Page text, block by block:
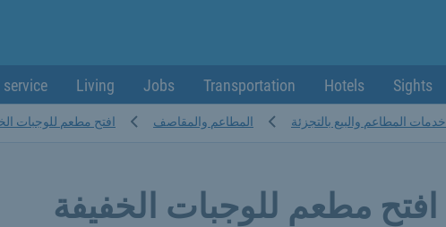
Sights
Hotels
Transportation
Jobs
Living
خدمات المطاعم والبيع بالتجزئة المطاعم والمقاصف افتح مطعم للوجبات
افتح مطعم للوجبات الخفيفة